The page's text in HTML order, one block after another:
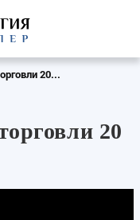
20...
20